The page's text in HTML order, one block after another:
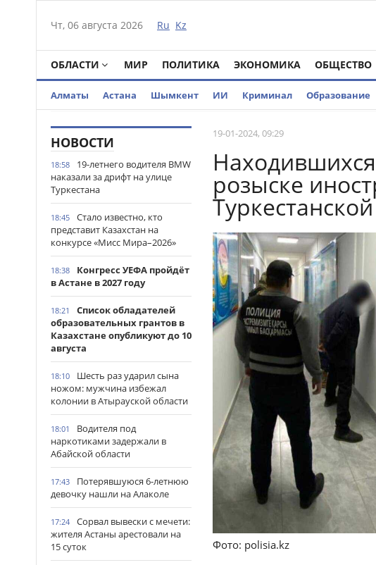
Чт, 06 августа 2026 Ru Kz
ОБЛАСТИ МИР ПОЛИТИКА ЭКОНОМИКА ОБЩЕСТВО
Алматы Астана Шымкент ИИ Криминал Образование
НОВОСТИ
18:58
19-летнего водителя BMW
наказали за дрифт на улице
Туркестана
18:45
Стало известно, кто
представит Казахстан на
конкурсе «Мисс Мира–2026»
18:38
Конгресс УЕФА пройдёт
в Астане в 2027 году
18:21
Список обладателей
образовательных грантов в
Казахстане опубликуют до 10
августа
18:10
Шесть раз ударил сына
ножом: мужчина избежал
колонии в Атырауской области
18:01
Водителя под
наркотиками задержали в
Абайской области
17:43
Потерявшуюся 6-летнюю
девочку нашли на Алаколе
17:24
Сорвал вывески с мечети:
жителя Астаны арестовали на
15 суток
19-01-2024, 09:29
розыске
Фото: polisia.kz